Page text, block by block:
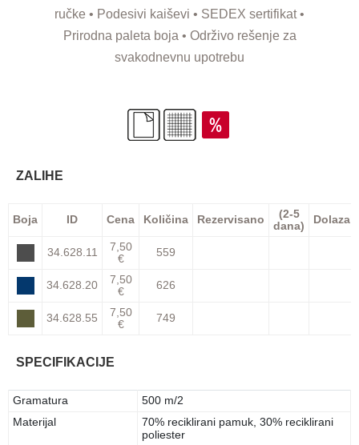
ručke • Podesivi kaiševi • SEDEX sertifikat •
Prirodna paleta boja • Održivo rešenje za
svakodnevnu upotrebu
ZALIHE
Boja ID Cena Količina Rezervisano
(2-5
dana)
Dolazak
34.628.11
7,50
€
559
34.628.20
7,50
€
626
34.628.55
7,50
€
749
SPECIFIKACIJE
Gramatura
500 m/2
Materijal
70% reciklirani pamuk, 30% reciklirani
poliester